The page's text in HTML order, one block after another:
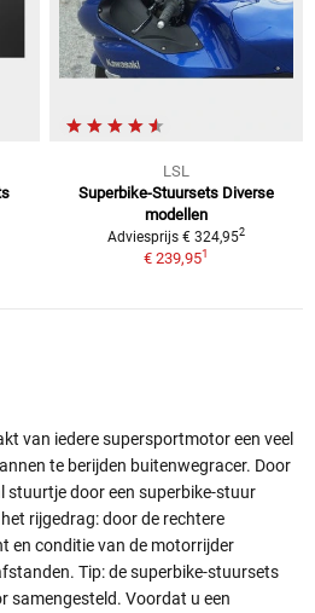
LSL
Superbike-Stuursets Diverse
modellen
Adviesprijs € 324,952
€ 239,951
van iedere supersportmotor een veel
te berijden buitenwegracer. Door
stuurtje door een superbike-stuur
rijgedrag: door de rechtere
en conditie van de motorrijder
Tip: de superbike-stuursets
samengesteld. Voordat u een